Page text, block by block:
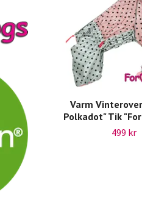
Varm
Polkadot" Tik
499 kr